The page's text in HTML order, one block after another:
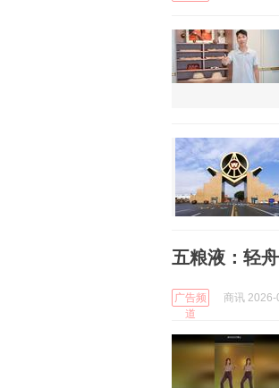
五粮液：轻
广告频
道
商讯 2026-